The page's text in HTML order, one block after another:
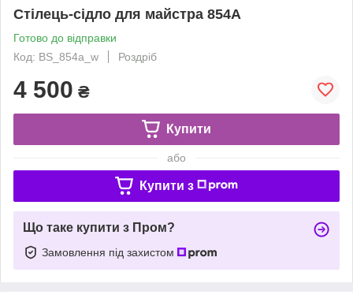
Стілець-сідло для майстра 854А
Готово до відправки
Код: BS_854a_w
Роздріб
4 500 ₴
Купити
або
Купити з
Що таке купити з Пром?
Замовлення під захистом